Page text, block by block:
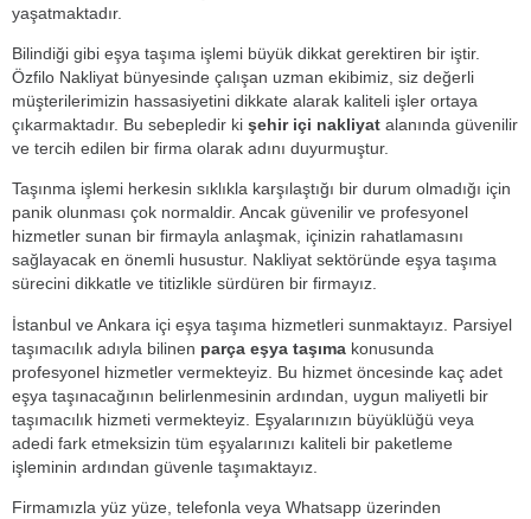
yaşatmaktadır.
Bilindiği gibi eşya taşıma işlemi büyük dikkat gerektiren bir iştir.
Özfilo Nakliyat bünyesinde çalışan uzman ekibimiz, siz değerli
müşterilerimizin hassasiyetini dikkate alarak kaliteli işler ortaya
çıkarmaktadır. Bu sebepledir ki şehir içi nakliyat alanında güvenilir
ve tercih edilen bir firma olarak adını duyurmuştur.
Taşınma işlemi herkesin sıklıkla karşılaştığı bir durum olmadığı için
panik olunması çok normaldir. Ancak güvenilir ve profesyonel
hizmetler sunan bir firmayla anlaşmak, içinizin rahatlamasını
sağlayacak en önemli husustur. Nakliyat sektöründe eşya taşıma
sürecini dikkatle ve titizlikle sürdüren bir firmayız.
İstanbul ve Ankara içi eşya taşıma hizmetleri sunmaktayız. Parsiyel
taşımacılık adıyla bilinen parça eşya taşıma konusunda
profesyonel hizmetler vermekteyiz. Bu hizmet öncesinde kaç adet
eşya taşınacağının belirlenmesinin ardından, uygun maliyetli bir
taşımacılık hizmeti vermekteyiz. Eşyalarınızın büyüklüğü veya
adedi fark etmeksizin tüm eşyalarınızı kaliteli bir paketleme
işleminin ardından güvenle taşımaktayız.
Firmamızla yüz yüze, telefonla veya Whatsapp üzerinden